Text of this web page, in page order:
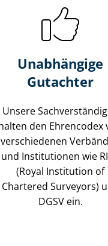
Unabhängige
Gutachter
Unsere
den Ehrencodex
verschiedenen
und Institutionen wie
(Royal Institution of
Chartered Surveyors)
DGSV ein.